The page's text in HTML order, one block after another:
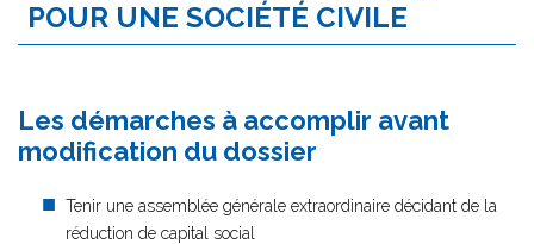
POUR UNE SOCIÉTÉ CIVILE
Les démarches à accomplir avant
modification du dossier
Tenir une assemblée générale extraordinaire décidant de la
réduction de capital social